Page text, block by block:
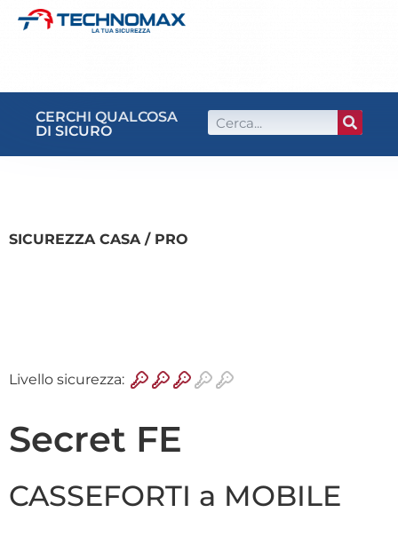
CERCHI QUALCOSA
DI SICURO
SICUREZZA CASA / PRO
Livello sicurezza:
Secret FE
CASSEFORTI a MOBILE